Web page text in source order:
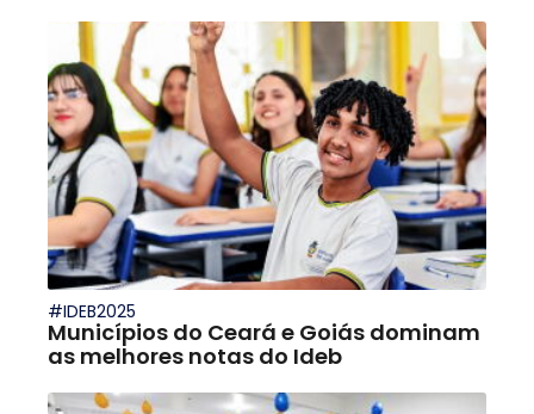
#IDEB2025
Municípios do Ceará e Goiás dominam
as melhores notas do Ideb